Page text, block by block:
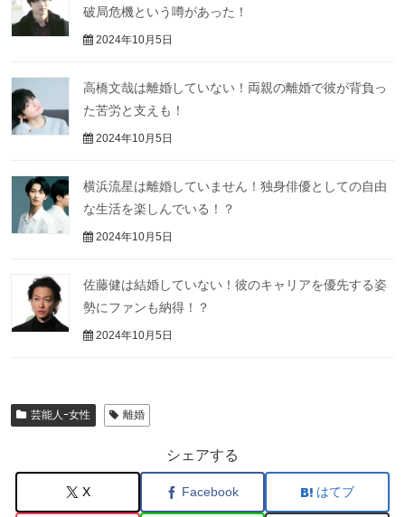
破局危機という噂があった！
2024年10月5日
高橋文哉は離婚していない！両親の離婚で彼が背負っ
た苦労と支えも！
2024年10月5日
横浜流星は離婚していません！独身俳優としての自由
な生活を楽しんでいる！？
2024年10月5日
佐藤健は結婚していない！彼のキャリアを優先する姿
勢にファンも納得！？
2024年10月5日
芸能人ｰ女性 離婚
シェアする
X Facebook はてブ